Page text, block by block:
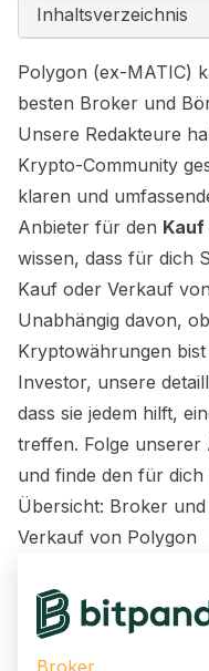
Inhaltsverzeichnis
Polygon (ex-MATIC)
besten Broker und
Unsere Redakteure
Krypto-Community
klaren und
Anbieter für den Kauf
wissen, dass für dich
Kauf oder Verkauf
Unabhängig davon,
Kryptowährungen
Investor, unsere
dass sie jedem hilft,
treffen. Folge
und finde den für
Übersicht: Broker
Verkauf von Polygon
Broker